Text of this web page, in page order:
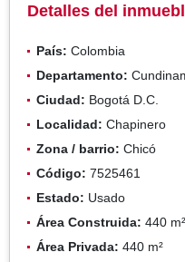
Detalles del
País: Colombia
Departamento:
Ciudad: Bogotá D.C.
Localidad: Chapinero
Zona / barrio: Chicó
Código: 7525461
Estado: Usado
Área Construida: 440 m²
Área Privada: 440 m²